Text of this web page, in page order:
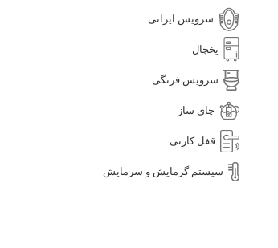
سرویس ایرانی
یخچال
سرویس فرنگی
چای ساز
قفل کارتی
سیستم گرمایش و سرمایش